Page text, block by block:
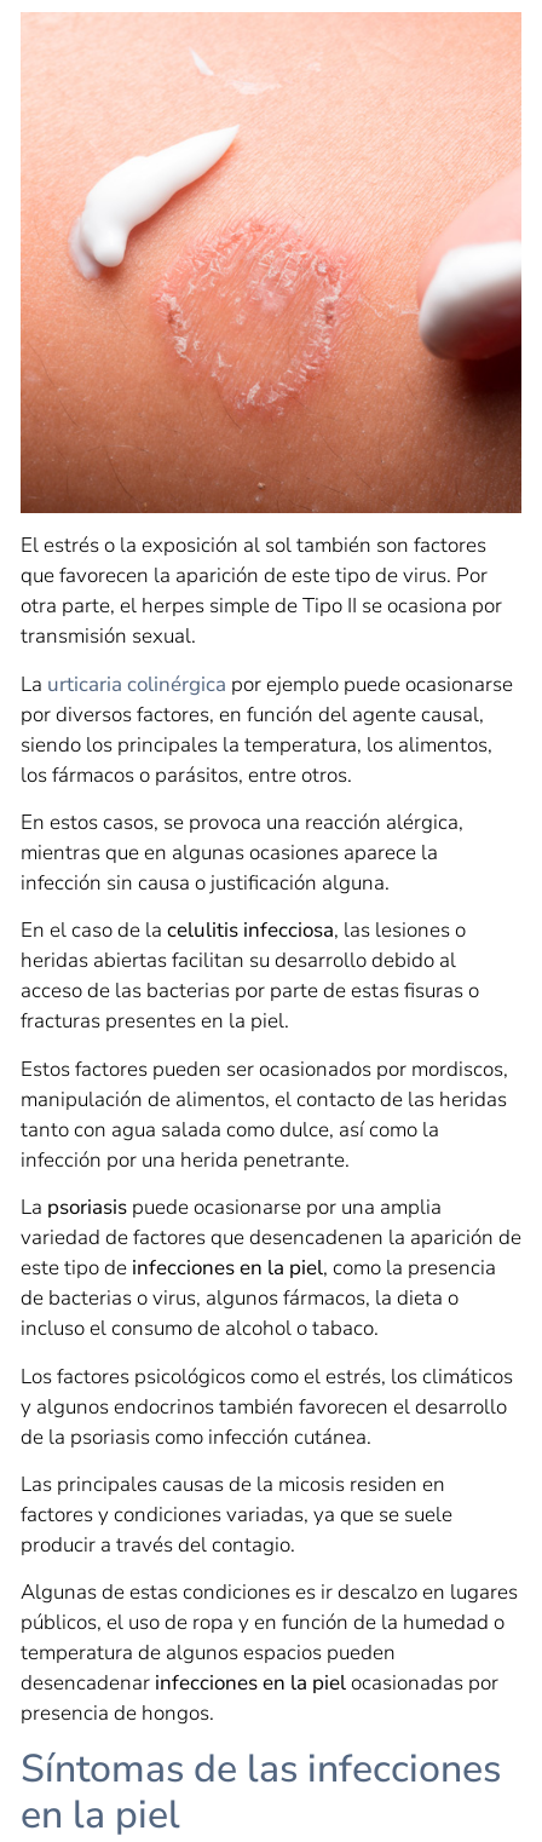
El estrés o la exposición al sol también son factores
que favorecen la aparición de este tipo de virus. Por
otra parte, el herpes simple de Tipo II se ocasiona por
transmisión sexual.
La urticaria colinérgica por ejemplo puede ocasionarse
por diversos factores, en función del agente causal,
siendo los principales la temperatura, los alimentos,
los fármacos o parásitos, entre otros.
En estos casos, se provoca una reacción alérgica,
mientras que en algunas ocasiones aparece la
infección sin causa o justificación alguna.
En el caso de la celulitis infecciosa, las lesiones o
heridas abiertas facilitan su desarrollo debido al
acceso de las bacterias por parte de estas fisuras o
fracturas presentes en la piel.
Estos factores pueden ser ocasionados por mordiscos,
manipulación de alimentos, el contacto de las heridas
tanto con agua salada como dulce, así como la
infección por una herida penetrante.
La psoriasis puede ocasionarse por una amplia
variedad de factores que desencadenen la aparición de
este tipo de infecciones en la piel, como la presencia
de bacterias o virus, algunos fármacos, la dieta o
incluso el consumo de alcohol o tabaco.
Los factores psicológicos como el estrés, los climáticos
y algunos endocrinos también favorecen el desarrollo
de la psoriasis como infección cutánea.
Las principales causas de la micosis residen en
factores y condiciones variadas, ya que se suele
producir a través del contagio.
Algunas de estas condiciones es ir descalzo en lugares
públicos, el uso de ropa y en función de la humedad o
temperatura de algunos espacios pueden
desencadenar infecciones en la pielocasionadas por
presencia de hongos.
Síntomas de las infecciones
en la piel